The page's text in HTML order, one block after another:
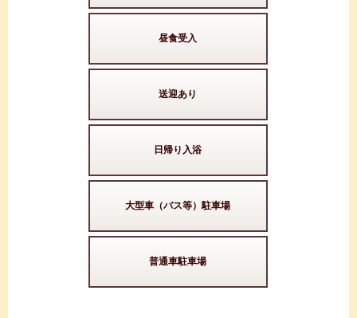
昼食受入
送迎あり
日帰り入浴
大型車（バス等）駐車場
普通車駐車場